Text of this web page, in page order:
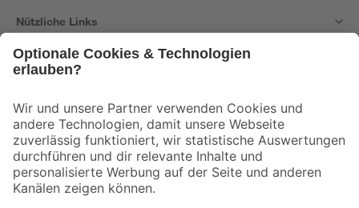
Nützliche Links
Der toom Newsletter: Keine Angebote und Aktionen mehr verpassen!
Zur Newsletter Anmeldung
Folge uns